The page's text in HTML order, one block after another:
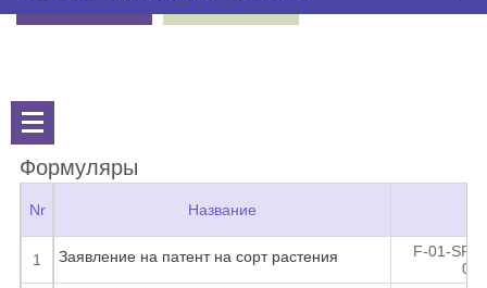
Формуляры
Название
Заявление на патент на сорт растения
F-01-SP-
Nr
1